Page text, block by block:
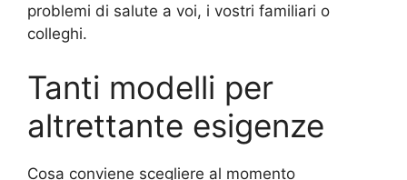
problemi di salute a voi, i vostri familiari o
colleghi.
Tanti modelli per
altrettante esigenze
Cosa conviene scegliere al momento